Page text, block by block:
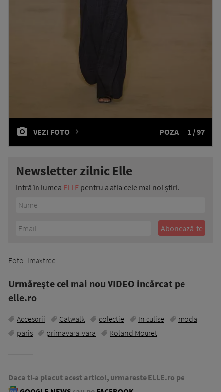
VEZI FOTO POZA 1 / 97
Newsletter zilnic Elle
Intră în lumea ELLE pentru a afla cele mai noi știri.
Foto: Imaxtree
Urmăreşte cel mai nou VIDEO incărcat pe
elle.ro
Accesorii Catwalk colectie In culise
moda
paris
primavara-vara Roland Mouret
Daca ti-a placut acest articol, urmareste ELLE.ro pe